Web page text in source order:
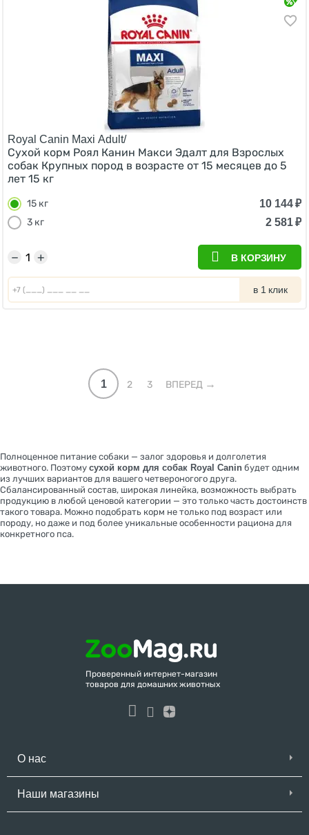
Royal Canin Maxi Adult/
Сухой корм Роял Канин Макси Эдалт для Взрослых
собак Крупных пород в возрасте от 15 месяцев до 5
лет 15 кг
15 кг 10 144₽
3 кг
2 581₽
+
− В КОРЗИНУ
в 1 клик
1 2 3 ВПЕРЕД
Полноценное питание собаки — залог здоровья и долголетия
животного. Поэтому сухой корм для собак Royal Canin будет одним
из лучших вариантов для вашего четвероногого друга.
Сбалансированный состав, широкая линейка, возможность выбрать
продукцию в любой ценовой категории — это только часть достоинств
такого товара. Можно подобрать корм не только под возраст или
породу, но даже и под более уникальные особенности рациона для
конкретного пса.
Проверенный интернет-магазин
товаров для домашних животных
О нас
Наши магазины